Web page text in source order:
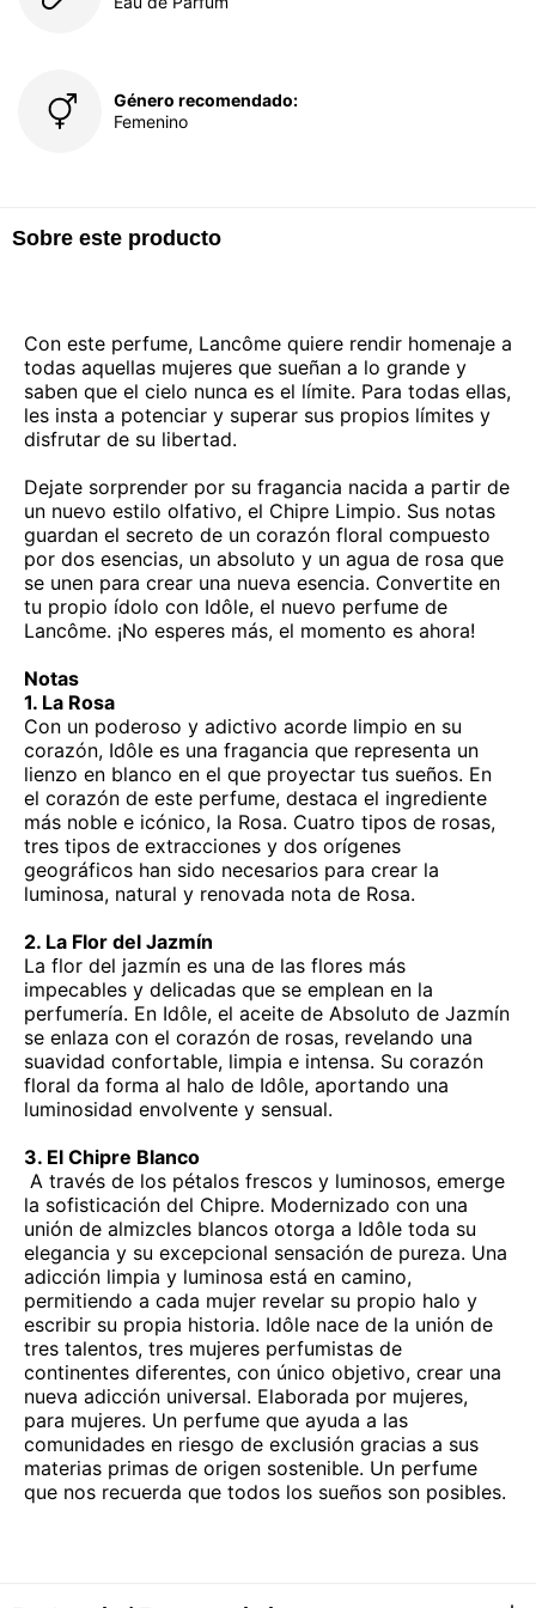
Género recomendado:
Femenino
Sobre este producto
Con este perfume, Lancôme quiere rendir homenaje a
todas aquellas mujeres que sueñan a lo grande y
saben que el cielo nunca es el límite. Para todas ellas,
les insta a potenciar y superar sus propios límites y
disfrutar de su libertad.
Dejate sorprender por su fragancia nacida a partir de
un nuevo estilo olfativo, el Chipre Limpio. Sus notas
guardan el secreto de un corazón floral compuesto
por dos esencias, un absoluto y un agua de rosa que
se unen para crear una nueva esencia. Convertite en
tu propio ídolo con Idôle, el nuevo perfume de
Lancôme. ¡No esperes más, el momento es ahora!
Notas
1. La Rosa
Con un poderoso y adictivo acorde limpio en su
corazón, Idôle es una fragancia que representa un
lienzo en blanco en el que proyectar tus sueños. En
el corazón de este perfume, destaca el ingrediente
más noble e icónico, la Rosa. Cuatro tipos de rosas,
tres tipos de extracciones y dos orígenes
geográficos han sido necesarios para crear la
luminosa, natural y renovada nota de Rosa.
2. La Flor del Jazmín
La flor del jazmín es una de las flores más
impecables y delicadas que se emplean en la
perfumería. En Idôle, el aceite de Absoluto de Jazmín
se enlaza con el corazón de rosas, revelando una
suavidad confortable, limpia e intensa. Su corazón
floral da forma al halo de Idôle, aportando una
luminosidad envolvente y sensual.
3. El Chipre Blanco
A través de los pétalos frescos y luminosos, emerge
la sofisticación del Chipre. Modernizado con una
unión de almizcles blancos otorga a Idôle toda su
elegancia y su excepcional sensación de pureza. Una
adicción limpia y luminosa está en camino,
permitiendo a cada mujer revelar su propio halo y
escribir su propia historia. Idôle nace de la unión de
tres talentos, tres mujeres perfumistas de
continentes diferentes, con único objetivo, crear una
nueva adicción universal. Elaborada por mujeres,
para mujeres. Un perfume que ayuda a las
comunidades en riesgo de exclusión gracias a sus
materias primas de origen sostenible. Un perfume
que nos recuerda que todos los sueños son posibles.